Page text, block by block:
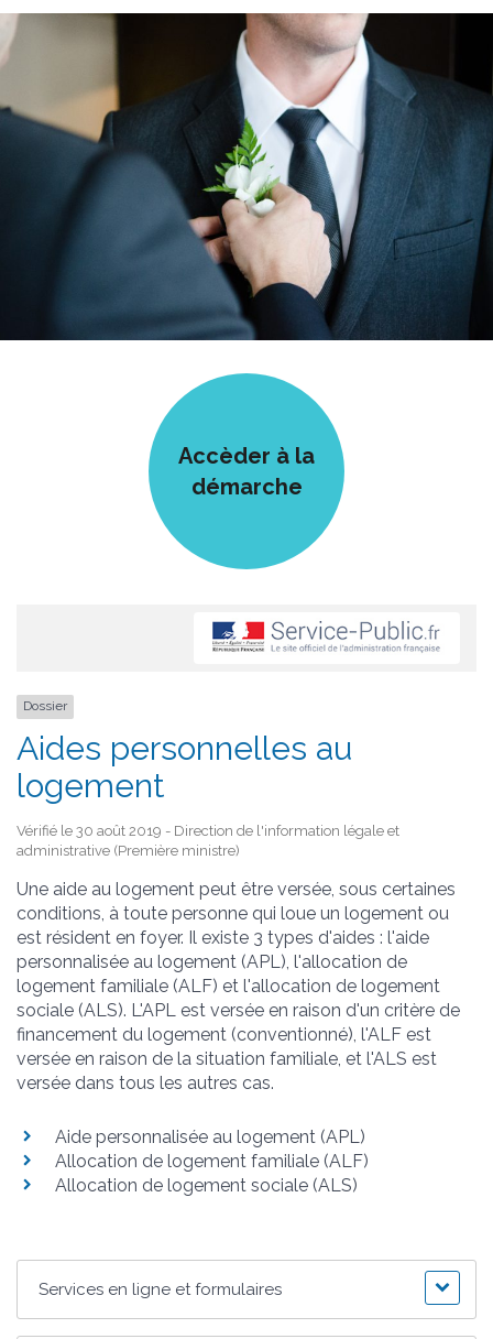
Accèder à la
démarche
Dossier
Aides personnelles au
logement
Vérifié le 30 août 2019 - Direction de l'information légale et
administrative (Première ministre)
Une aide au logement peut être versée, sous certaines
conditions, à toute personne qui loue un logement ou
est résident en foyer. Il existe 3 types d'aides : l'aide
personnalisée au logement (APL), l'allocation de
logement familiale (ALF) et l'allocation de logement
sociale (ALS). L'APL est versée en raison d'un critère de
financement du logement (conventionné), l'ALF est
versée en raison de la situation familiale, et l'ALS est
versée dans tous les autres cas.
Aide personnalisée au logement (APL)
Allocation de logement familiale (ALF)
Allocation de logement sociale (ALS)
Services en ligne et formulaires